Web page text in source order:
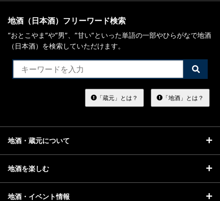
地酒（日本酒）フリーワード検索
“おとこやま”や“男”、”甘い”といった単語の一部やひらがなで地酒
（日本酒）を検索していただけます。
検
索
る
「蔵元」とは？ 「地酒」とは？
地酒・蔵元について
地酒を楽しむ
地酒・イベント情報